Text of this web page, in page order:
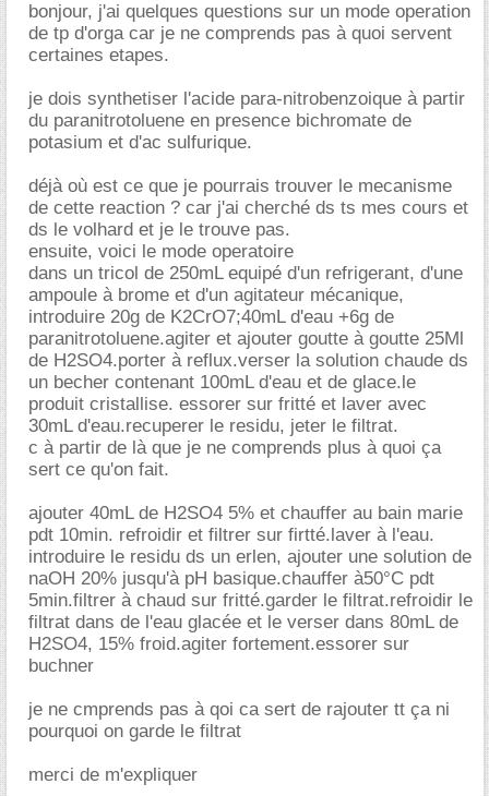
bonjour, j'ai quelques questions sur un mode operation
de tp d'orga car je ne comprends pas à quoi servent
certaines etapes.
je dois synthetiser l'acide para-nitrobenzoique à partir
du paranitrotoluene en presence bichromate de
potasium et d'ac sulfurique.
déjà où est ce que je pourrais trouver le mecanisme
de cette reaction ? car j'ai cherché ds ts mes cours et
ds le volhard et je le trouve pas.
ensuite, voici le mode operatoire
dans un tricol de 250mL equipé d'un refrigerant, d'une
ampoule à brome et d'un agitateur mécanique,
introduire 20g de K2CrO7;40mL d'eau +6g de
paranitrotoluene.agiter et ajouter goutte à goutte 25Ml
de H2SO4.porter à reflux.verser la solution chaude ds
un becher contenant 100mL d'eau et de glace.le
produit cristallise. essorer sur fritté et laver avec
30mL d'eau.recuperer le residu, jeter le filtrat.
c à partir de là que je ne comprends plus à quoi ça
sert ce qu'on fait.
ajouter 40mL de H2SO4 5% et chauffer au bain marie
pdt 10min. refroidir et filtrer sur firtté.laver à l'eau.
introduire le residu ds un erlen, ajouter une solution de
naOH 20% jusqu'à pH basique.chauffer à50°C pdt
5min.filtrer à chaud sur fritté.garder le filtrat.refroidir le
filtrat dans de l'eau glacée et le verser dans 80mL de
H2SO4, 15% froid.agiter fortement.essorer sur
buchner
je ne cmprends pas à qoi ca sert de rajouter tt ça ni
pourquoi on garde le filtrat
merci de m'expliquer